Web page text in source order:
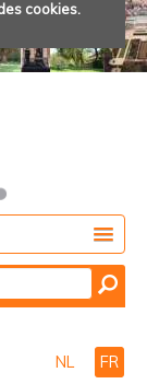
cookies.
NL FR